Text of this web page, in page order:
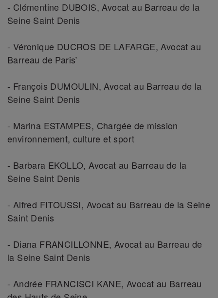
- Clémentine DUBOIS, Avocat au Barreau de la
Seine Saint Denis
- Véronique DUCROS DE LAFARGE, Avocat au
Barreau de Paris`
- François DUMOULIN, Avocat au Barreau de la
Seine Saint Denis
- Marina ESTAMPES, Chargée de mission
environnement, culture et sport
- Barbara EKOLLO, Avocat au Barreau de la
Seine Saint Denis
- Alfred FITOUSSI, Avocat au Barreau de la Seine
Saint Denis
- Diana FRANCILLONNE, Avocat au Barreau de
la Seine Saint Denis
- Andrée FRANCISCI KANE, Avocat au Barreau